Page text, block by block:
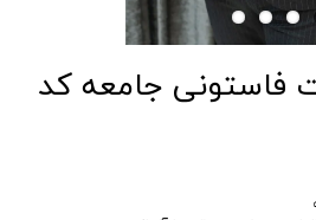
فاستونی جامعه کد